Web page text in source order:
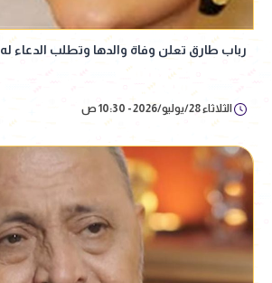
رباب طارق تعلن وفاة والدها وتطلب الدعاء له
الثلاثاء 28/يوليو/2026 - 10:30 ص